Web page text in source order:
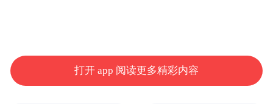
打开 app 阅读更多精彩内容